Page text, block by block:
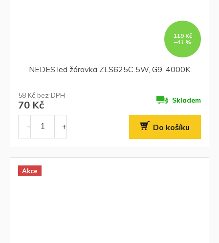
119 Kč
–41 %
NEDES led žárovka ZLS625C 5W, G9, 4000K
58 Kč bez DPH
70 Kč Skladem
Do košíku
Akce